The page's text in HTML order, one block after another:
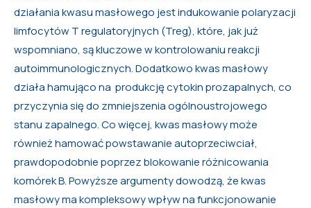
działania kwasu masłowego jest indukowanie polaryzacji
limfocytów T regulatoryjnych (Treg), które, jak już
wspomniano, są kluczowe w kontrolowaniu reakcji
autoimmunologicznych. Dodatkowo kwas masłowy
działa hamująco na produkcję cytokin prozapalnych, co
przyczynia się do zmniejszenia ogólnoustrojowego
stanu zapalnego. Co więcej, kwas masłowy może
również hamować powstawanie autoprzeciwciał,
prawdopodobnie poprzez blokowanie różnicowania
komórek B. Powyższe argumenty dowodzą, że kwas
masłowy ma kompleksowy wpływ na funkcjonowanie